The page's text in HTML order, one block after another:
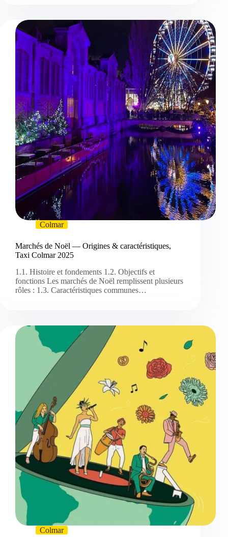
Colmar
Marchés de Noël — Origines & caractéristiques,
Taxi Colmar 2025
1.1. Histoire et fondements 1.2. Objectifs et
fonctions Les marchés de Noël remplissent plusieurs
rôles : 1.3. Caractéristiques communes…
Colmar